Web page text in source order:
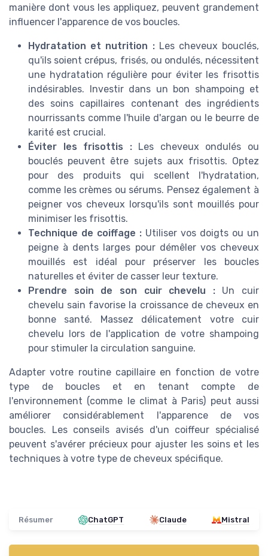
manière dont vous les appliquez, peuvent grandement
influencer l'apparence de vos boucles.
Hydratation et nutrition :Les cheveux bouclés,
qu'ils soient crépus, frisés, ou ondulés, nécessitent
une hydratation régulière pour éviter les frisottis
indésirables. Investir dans un bon shampoing et
des soins capillaires contenant des ingrédients
nourrissants comme l'huile d'argan ou le beurre de
karité est crucial.
Éviter les frisottis :Les cheveux ondulés ou
bouclés peuvent être sujets aux frisottis. Optez
pour des produits qui scellent l'hydratation,
comme les crèmes ou sérums. Pensez également à
peigner vos cheveux lorsqu'ils sont mouillés pour
minimiser les frisottis.
Technique de coiffage : Utiliser vos doigts ou un
peigne à dents larges pour démêler vos cheveux
mouillés est idéal pour préserver les boucles
naturelles et éviter de casser leur texture.
Prendre soin de son cuir chevelu :Un cuir
chevelu sain favorise la croissance de cheveux en
bonne santé. Massez délicatement votre cuir
chevelu lors de l'application de votre shampoing
pour stimuler la circulation sanguine.
Adapter votre routine capillaire en fonction de votre
type de boucles et en tenant compte de
l'environnement (comme le climat à Paris) peut aussi
améliorer considérablement l'apparence de vos
boucles. Les conseils avisés d'un coiffeur spécialisé
peuvent s'avérer précieux pour ajuster les soins et les
techniques à votre type de cheveux spécifique.
Résumer ChatGPT Claude Mistral